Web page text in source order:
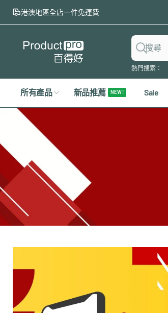
至
內
容
港澳地區全店一件免運費
搜
尋
熱門搜索：
所有產品 新品推薦 NEW ! Sale